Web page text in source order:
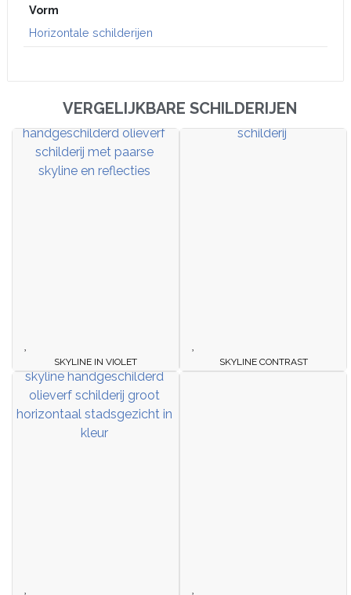
Vorm
Horizontale schilderijen
VERGELIJKBARE SCHILDERIJEN
SKYLINE IN VIOLET SKYLINE CONTRAST